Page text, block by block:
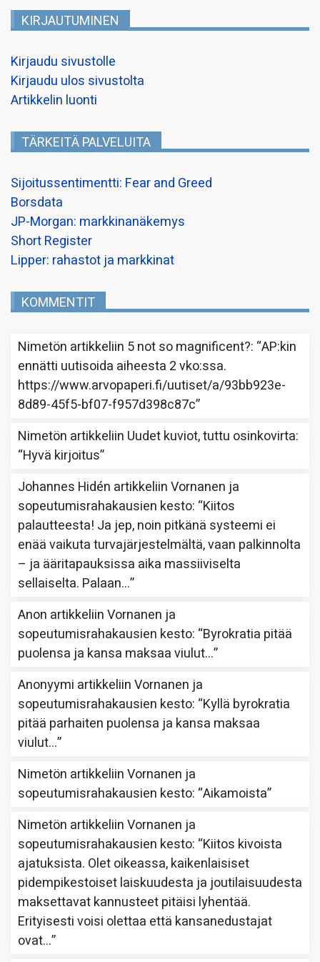
KIRJAUTUMINEN
Kirjaudu sivustolle
Kirjaudu ulos sivustolta
Artikkelin luonti
TÄRKEITÄ PALVELUITA
Sijoitussentimentti: Fear and Greed
Borsdata
JP-Morgan: markkinanäkemys
Short Register
Lipper: rahastot ja markkinat
KOMMENTIT
Nimetön artikkeliin 5 not so magnificent?: “AP:kin
ennätti uutisoida aiheesta 2 vko:ssa.
https://www.arvopaperi.fi/uutiset/a/93bb923e-
8d89-45f5-bf07-f957d398c87c”
Nimetön artikkeliin Uudet kuviot, tuttu osinkovirta:
“Hyvä kirjoitus”
Johannes Hidén artikkeliinVornanen ja
sopeutumisrahakausien kesto: “Kiitos
palautteesta! Ja jep, noin pitkänä systeemi ei
enää vaikuta turvajärjestelmältä, vaan palkinnolta
– ja ääritapauksissa aika massiiviselta
sellaiselta. Palaan…”
Anon artikkeliinVornanen ja
sopeutumisrahakausien kesto: “Byrokratia pitää
puolensa ja kansa maksaa viulut…”
Anonyymi artikkeliinVornanen ja
sopeutumisrahakausien kesto: “Kyllä byrokratia
pitää parhaiten puolensa ja kansa maksaa
viulut…”
Nimetön artikkeliinVornanen ja
sopeutumisrahakausien kesto: “Aikamoista”
Nimetön artikkeliinVornanen ja
sopeutumisrahakausien kesto: “Kiitos kivoista
ajatuksista. Olet oikeassa, kaikenlaisiset
pidempikestoiset laiskuudesta ja joutilaisuudesta
maksettavat kannusteet pitäisi lyhentää.
Erityisesti voisi olettaa että kansanedustajat
ovat…”